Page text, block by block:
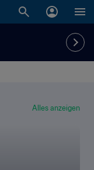
Alles anzeigen